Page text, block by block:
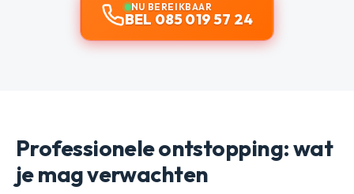
NU BEREIKBAAR
BEL 085 019 57 24
Professionele ontstopping: wat
je mag verwachten